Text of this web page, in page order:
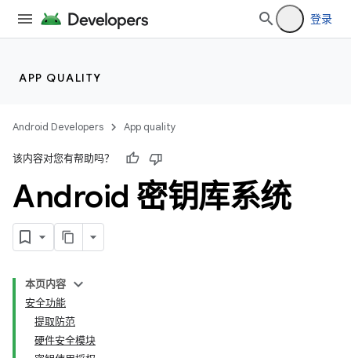
登录
APP QUALITY
Android Developers App quality
该内容对您有帮助吗？
Android 密钥库系统
本页内容
安全功能
提取防范
硬件安全模块